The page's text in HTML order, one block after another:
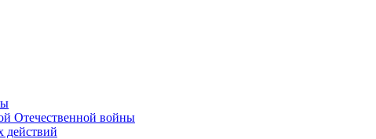
Отечественной войны
действий